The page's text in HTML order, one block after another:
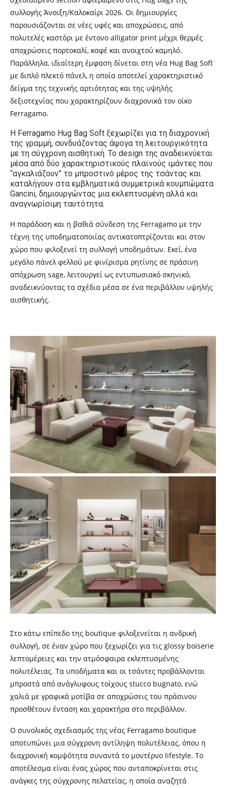
συλλογής Άνοιξη/Καλοκαίρι 2026. Οι δημιουργίες
παρουσιάζονται σε νέες υφές και αποχρώσεις, από
πολυτελές καστόρι με έντονο alligator print μέχρι θερμές
αποχρώσεις πορτοκαλί, καφέ και ανοιχτού καμηλό.
Παράλληλα, ιδιαίτερη έμφαση δίνεται στη νέα Hug Bag Soft
με διπλό πλεκτό πάνελ, η οποία αποτελεί χαρακτηριστικό
δείγμα της τεχνικής αρτιότητας και της υψηλής
δεξιοτεχνίας που χαρακτηρίζουν διαχρονικά τον οίκο
Ferragamo.
Η Ferragamo Hug Bag Soft ξεχωρίζει για τη διαχρονική
της γραμμή, συνδυάζοντας άψογα τη λειτουργικότητα
με τη σύγχρονη αισθητική. Το design της αναδεικνύεται
μέσα από δύο χαρακτηριστικούς πλαϊνούς ιμάντες που
“αγκαλιάζουν” το μπροστινό μέρος της τσάντας και
καταλήγουν στα εμβληματικά συμμετρικά κουμπώματα
Gancini, δημιουργώντας μια εκλεπτυσμένη αλλά και
αναγνωρίσιμη ταυτότητα.
Η παράδοση και η βαθιά σύνδεση της Ferragamo με την
τέχνη της υποδηματοποιίας αντικατοπτρίζονται και στον
χώρο που φιλοξενεί τη συλλογή υποδημάτων. Εκεί, ένα
μεγάλο πάνελ φελλού με φινίρισμα ρητίνης σε πράσινη
απόχρωση sage, λειτουργεί ως εντυπωσιακό σκηνικό,
αναδεικνύοντας τα σχέδια μέσα σε ένα περιβάλλον υψηλής
αισθητικής.
Στο κάτω επίπεδο της boutique φιλοξενείται η ανδρική
συλλογή, σε έναν χώρο που ξεχωρίζει για τις glossy boiserie
λεπτομέρειες και την ατμόσφαιρα εκλεπτυσμένης
πολυτέλειας. Τα υποδήματα και οι τσάντες προβάλλονται
μπροστά από ανάγλυφους τοίχους stucco bugnato, ενώ
χαλιά με γραφικά μοτίβα σε αποχρώσεις του πράσινου
προσθέτουν ένταση και χαρακτήρα στο περιβάλλον.
Ο συνολικός σχεδιασμός της νέας Ferragamo boutique
αποτυπώνει μια σύγχρονη αντίληψη πολυτέλειας, όπου η
διαχρονική κομψότητα συναντά το μοντέρνο lifestyle. Το
αποτέλεσμα είναι ένας χώρος που ανταποκρίνεται στις
ανάγκες της σύγχρονης πελατείας, η οποία αναζητά